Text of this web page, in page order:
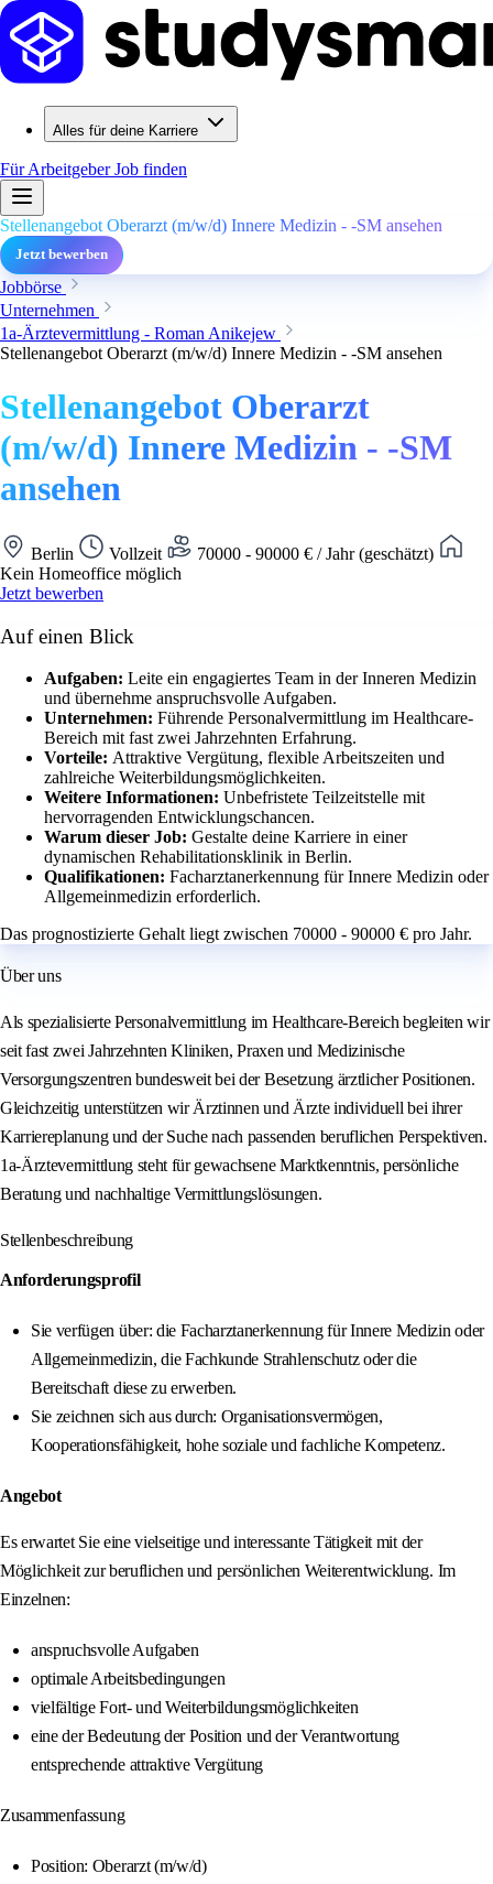
Alles für deine Karriere
Für ArbeitgeberJob finden
Stellenangebot Oberarzt (m/w/d) Innere Medizin - -SM ansehen
Jetzt bewerben
Jobbörse
Unternehmen
1a-Ärztevermittlung - Roman Anikejew
Stellenangebot Oberarzt (m/w/d) Innere Medizin - -SM ansehen
Stellenangebot Oberarzt
(m/w/d) Innere Medizin - -SM
ansehen
Berlin Vollzeit
70000 - 90000 € / Jahr (geschätzt)
Kein Homeoffice möglich
Jetzt bewerben
Auf einen Blick
Aufgaben: Leite ein engagiertes Team in der Inneren Medizin
und übernehme anspruchsvolle Aufgaben.
Unternehmen: Führende Personalvermittlung im Healthcare-
Bereich mit fast zwei Jahrzehnten Erfahrung.
Vorteile: Attraktive Vergütung, flexible Arbeitszeiten und
zahlreiche Weiterbildungsmöglichkeiten.
Weitere Informationen: Unbefristete Teilzeitstelle mit
hervorragenden Entwicklungschancen.
Warum dieser Job: Gestalte deine Karriere in einer
dynamischen Rehabilitationsklinik in Berlin.
Qualifikationen: Facharztanerkennung für Innere Medizin oder
Allgemeinmedizin erforderlich.
Das prognostizierte Gehalt liegt zwischen 70000 - 90000 € pro Jahr.
Über uns
Als spezialisierte Personalvermittlung im Healthcare-Bereich begleiten wir
seit fast zwei Jahrzehnten Kliniken, Praxen und Medizinische
Versorgungszentren bundesweit bei der Besetzung ärztlicher Positionen.
Gleichzeitig unterstützen wir Ärztinnen und Ärzte individuell bei ihrer
Karriereplanung und der Suche nach passenden beruflichen Perspektiven.
1a-Ärztevermittlung steht für gewachsene Marktkenntnis, persönliche
Beratung und nachhaltige Vermittlungslösungen.
Stellenbeschreibung
Anforderungsprofil
Sie verfügen über: die Facharztanerkennung für Innere Medizin oder
Allgemeinmedizin, die Fachkunde Strahlenschutz oder die
Bereitschaft diese zu erwerben.
Sie zeichnen sich aus durch: Organisationsvermögen,
Kooperationsfähigkeit, hohe soziale und fachliche Kompetenz.
Angebot
Es erwartet Sie eine vielseitige und interessante Tätigkeit mit der
Möglichkeit zur beruflichen und persönlichen Weiterentwicklung. Im
Einzelnen:
anspruchsvolle Aufgaben
optimale Arbeitsbedingungen
vielfältige Fort- und Weiterbildungsmöglichkeiten
eine der Bedeutung der Position und der Verantwortung
entsprechende attraktive Vergütung
Zusammenfassung
Position: Oberarzt (m/w/d)